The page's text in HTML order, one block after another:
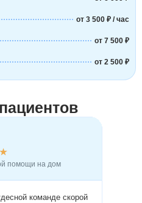
от 3 500 ₽ / час
от 7 500 ₽
от 2 500 ₽
★
помощи на дом
команде скорой